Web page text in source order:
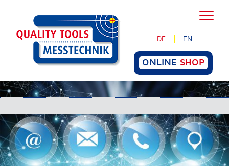
ONLINE SHOP
DE EN